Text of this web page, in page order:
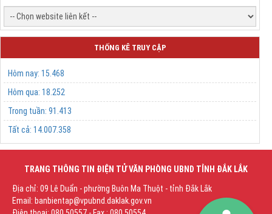
THỐNG KÊ TRUY CẬP
Hôm nay: 15.468
Hôm qua: 18.252
Trong tuần: 91.413
Tất cả: 14.007.358
TRANG THÔNG TIN ĐIỆN TỬ VĂN PHÒNG UBND TỈNH ĐẮK LẮK
Địa chỉ: 09 Lê Duẩn - phường Buôn Ma Thuột - tỉnh Đắk Lắk
Email: banbientap@vpubnd.daklak.gov.vn